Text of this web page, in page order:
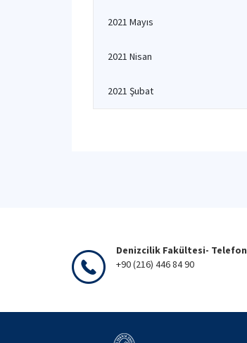
2021 Mayıs
2021 Nisan
2021 Şubat
Denizcilik Fakültesi- Telefon
+90 (216) 446 84 90